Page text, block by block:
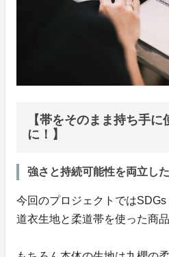
【帯をそのまま持ち手
に！】
強さと持続可能性を両立し
今回のプロジェクトでは
道衣生地と柔道帯を使った商